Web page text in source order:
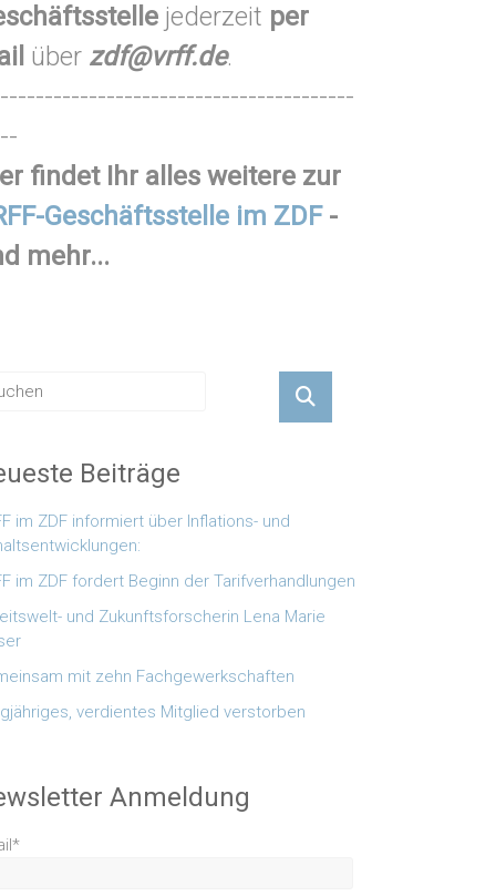
jederzeit per
über zdf@vrff.de.
findet Ihr alles weitere zur
Geschäftsstelle im ZDF-
mehr...
Beiträge
im ZDF informiert über Inflations- und
im ZDF fordert Beginn der Tarifverhandlungen
und Zukunftsforscherin Lena Marie
mit zehn Fachgewerkschaften
verdientes Mitglied verstorben
Anmeldung